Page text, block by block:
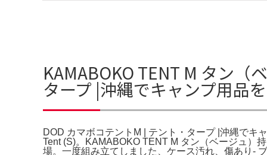
KAMABOKO TENT M タン（
タープ |沖縄でキャンプ用品
DOD カマボコテントM | テント・タープ |沖縄でキ
Tent (S)。KAMABOKO TENT M タン（ベージュ）
場。一度組み立てしました、ケース汚れ、傷あり-